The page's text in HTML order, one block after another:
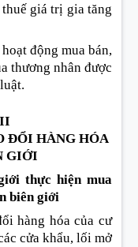
giá trị gia tăng
động mua bán,
thương nhân được
ĐỔI HÀNG HÓA
GIỚI
thực hiện mua
biên giới
hàng hóa của cư
cửa khẩu, lối mở